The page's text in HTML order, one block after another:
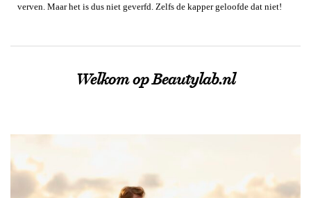
verven. Maar het is dus niet geverfd. Zelfs de kapper geloofde dat niet!
Welkom op Beautylab.nl